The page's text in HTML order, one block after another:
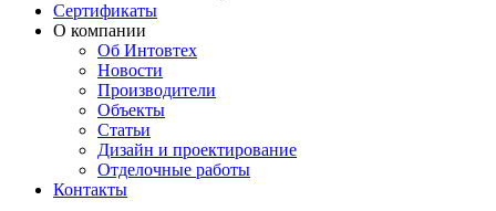
Сертификаты
О компании
Об Интовтех
Новости
Производители
Объекты
Статьи
Дизайн и проектирование
Отделочные работы
Контакты